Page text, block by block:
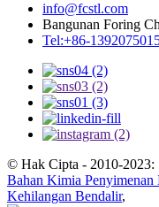
info@fcstl.com
Bangunan Foring
Tel:+86-
© Hak Cipta - 2010-2023:
Bahan Kimia
Kehilangan Bendalir,